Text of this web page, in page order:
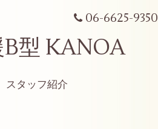
06-6625-9350
型 KANOA
スタッフ紹介